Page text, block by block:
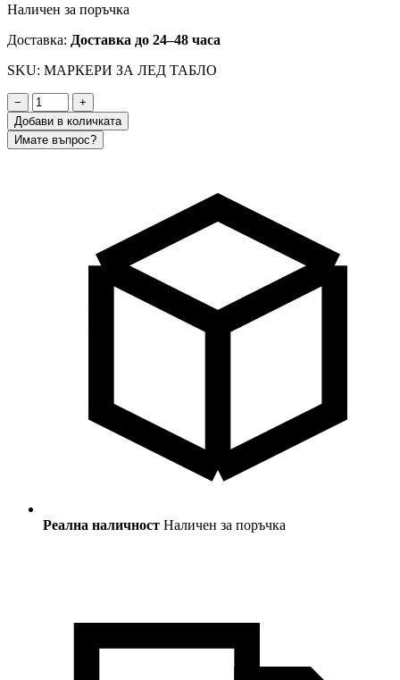
Наличен за поръчка
Доставка: Доставка до 24–48 часа
SKU: МАРКЕРИ ЗА ЛЕД ТАБЛО
−
+
Добави в количката
Имате въпрос?
Реална наличност Наличен за поръчка